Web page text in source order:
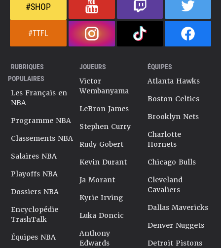
#SHOP
#TTFL
RUBRIQUES
POPULAIRES
Les Français en
NBA
Programme NBA
Classements NBA
Salaires NBA
Playoffs NBA
Dossiers NBA
Encyclopédie
TrashTalk
Équipes NBA
JOUEURS
Victor
Wembanyama
LeBron James
Stephen Curry
Rudy Gobert
Kevin Durant
Ja Morant
Kyrie Irving
Luka Doncic
Anthony
Edwards
ÉQUIPES
Atlanta Hawks
Boston Celtics
Brooklyn Nets
Charlotte
Hornets
Chicago Bulls
Cleveland
Cavaliers
Dallas Mavericks
Denver Nuggets
Detroit Pistons